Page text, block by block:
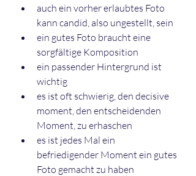
auch ein vorher erlaubtes Foto
kann candid, also ungestellt, sein
ein gutes Foto braucht eine
sorgfältige Komposition
ein passender Hintergrund ist
wichtig
es ist oft schwierig, den decisive
moment, den entscheidenden
Moment, zu erhaschen
es ist jedes Mal ein
befriedigender Moment ein gutes
Foto gemacht zu haben